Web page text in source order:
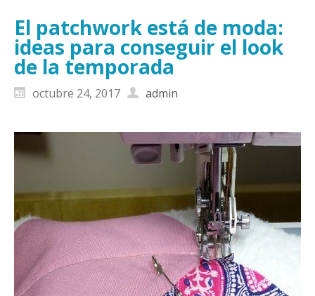
El patchwork está de moda:
ideas para conseguir el look
de la temporada
octubre 24, 2017 admin